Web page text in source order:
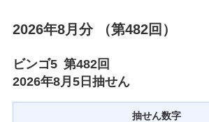
みずほATM宝くじサービス
2026年8月分 （第482回）
ビンゴ5 第482回
2026年8月5日 抽せん
抽せん数字